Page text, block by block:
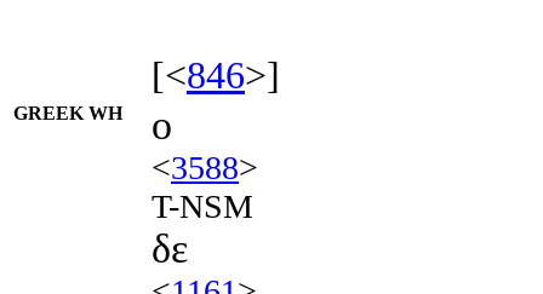
[<846>]
GREEK WH ο
<3588>
T-NSM
δε